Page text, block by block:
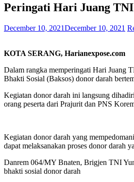
Peringati Hari Juang
December 10, 2021December 10, 2021
KOTA SERANG, Harianexpose.com
Dalam rangka memperingati Hari Juang
Bhakti Sosial (Baksos) donor darah
Kegiatan donor darah ini langsung
orang peserta dari Prajurit dan PNS
Kegiatan donor darah yang
dapat melaksanakan proses donor darah
Danrem 064/MY Bnaten, Brigjen TNI
bhakti sosial donor darah